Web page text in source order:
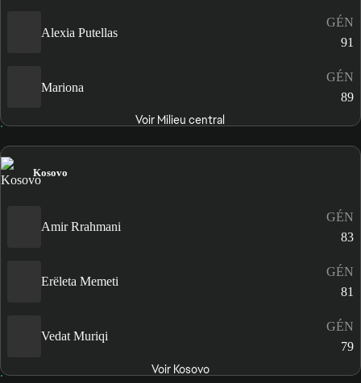
Alexia Putellas
GÉN
91
Mariona
GÉN
89
Voir Milieu central
Kosovo
Amir Rrahmani
GÉN
83
Erëleta Memeti
GÉN
81
Vedat Muriqi
GÉN
79
Voir Kosovo